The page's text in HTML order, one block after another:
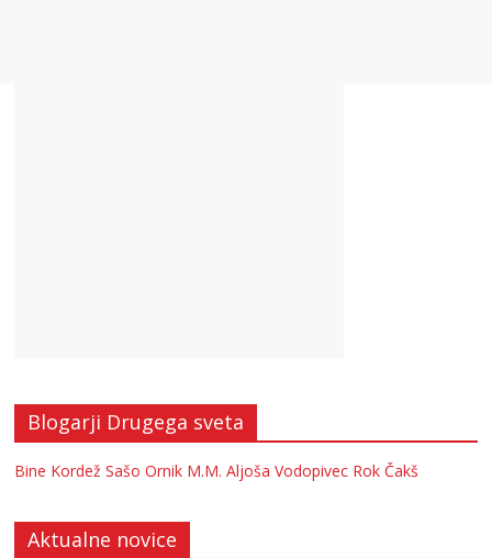
Blogarji Drugega sveta
Bine Kordež Sašo Ornik M.M. Aljoša Vodopivec Rok Čakš
Aktualne novice